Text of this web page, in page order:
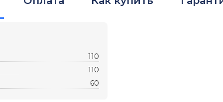
110
110
60